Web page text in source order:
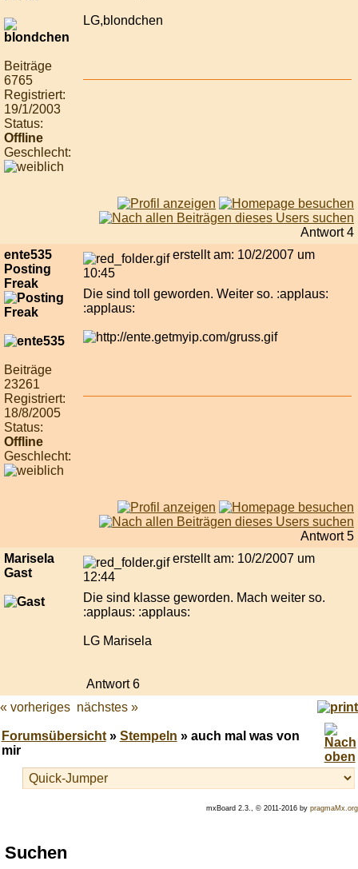
Beiträge
6765
Registriert:
19/1/2003
Status:
Offline
Geschlecht:
LG,blondchen
Antwort 4
ente535
Posting
Freak
Beiträge
23261
Registriert:
18/8/2005
Status:
Offline
Geschlecht:
erstellt am: 10/2/2007 um
10:45
Die sind toll geworden. Weiter so. :applaus:
:applaus:
Antwort 5
Marisela
Gast
erstellt am: 10/2/2007 um
12:44
Die sind klasse geworden. Mach weiter so.
:applaus: :applaus:
LG Marisela
Antwort 6
« vorheriges nächstes »
Forumsübersicht» Stempeln » auch mal was von
mir
mxBoard 2.3., © 2011-2016 by pragmaMx.org
Play
best
Suchen